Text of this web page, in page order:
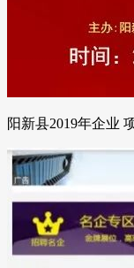
阳新县2019年企业